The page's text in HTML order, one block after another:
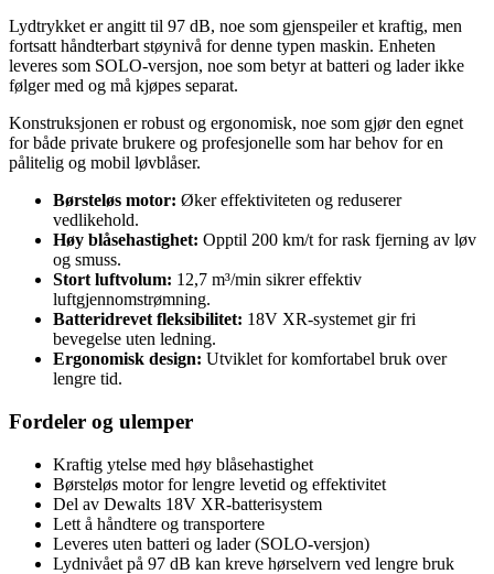
Lydtrykket er angitt til 97 dB, noe som gjenspeiler et kraftig, men
fortsatt håndterbart støynivå for denne typen maskin. Enheten
leveres som SOLO-versjon, noe som betyr at batteri og lader ikke
følger med og må kjøpes separat.
Konstruksjonen er robust og ergonomisk, noe som gjør den egnet
for både private brukere og profesjonelle som har behov for en
pålitelig og mobil løvblåser.
Børsteløs motor: Øker effektiviteten og reduserer
vedlikehold.
Høy blåsehastighet: Opptil 200 km/t for rask fjerning av løv
og smuss.
Stort luftvolum: 12,7 m³/min sikrer effektiv
luftgjennomstrømning.
Batteridrevet fleksibilitet: 18V XR-systemet gir fri
bevegelse uten ledning.
Ergonomisk design: Utviklet for komfortabel bruk over
lengre tid.
Fordeler og ulemper
Kraftig ytelse med høy blåsehastighet
Børsteløs motor for lengre levetid og effektivitet
Del av Dewalts 18V XR-batterisystem
Lett å håndtere og transportere
Leveres uten batteri og lader (SOLO-versjon)
Lydnivået på 97 dB kan kreve hørselvern ved lengre bruk